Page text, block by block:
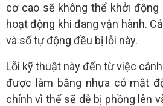
cơ cao sẽ không thể khởi
hoạt động khi đang vận hành.
và số tự động đều bị lỗi này.
Lỗi kỹ thuật này đến từ việc
được làm bằng nhựa có mật
chính vì thế sẽ dễ bị phồng lên